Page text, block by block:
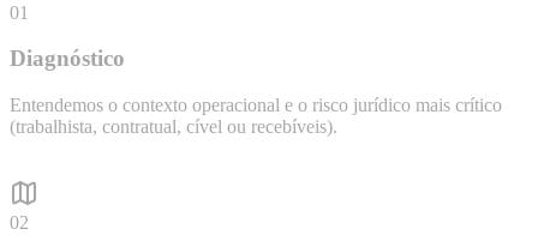
01
Diagnóstico
Entendemos o contexto operacional e o risco jurídico mais crítico
(trabalhista, contratual, cível ou recebíveis).
02